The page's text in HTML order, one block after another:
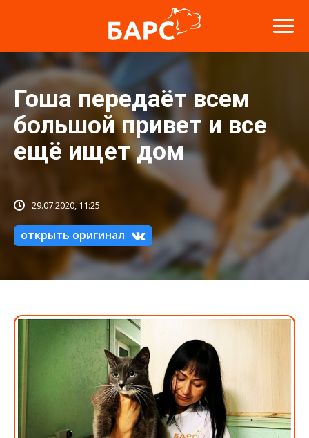
Гоша передаёт всем
большой привет и все
ещё ищет дом
29.07.2020, 11:25
открыть оригинал